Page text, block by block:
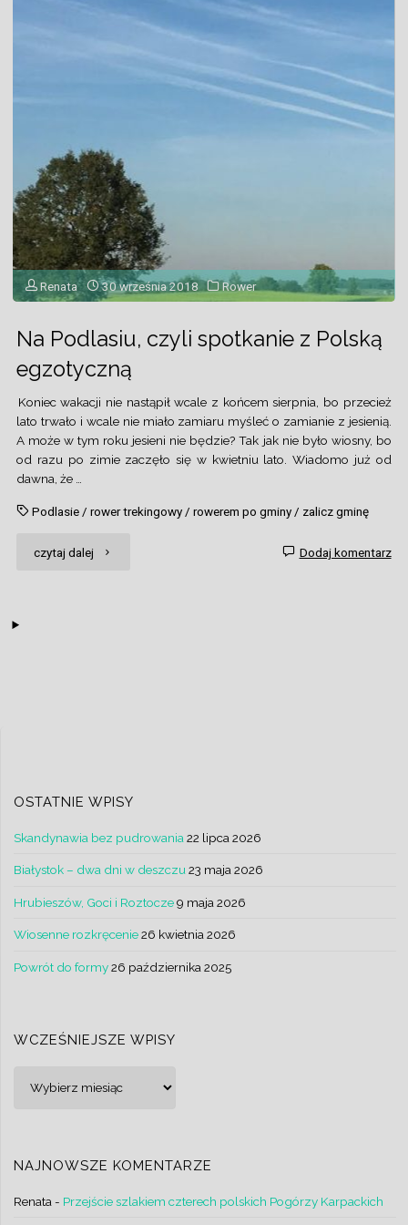
Renata 30 września 2018 Rower
Na Podlasiu, czyli spotkanie z Polską
egzotyczną
Koniec wakacji nie nastąpił wcale z końcem sierpnia, bo przecież
lato trwało i wcale nie miało zamiaru myśleć o zamianie z jesienią.
A może w tym roku jesieni nie będzie? Tak jak nie było wiosny, bo
od razu po zimie zaczęło się w kwietniu lato. Wiadomo już od
dawna, że …
Podlasie/ rower trekingowy/ rowerem po gminy/ zalicz gminę
czytaj dalej "Na Dodaj komentarz
OSTATNIE WPISY
Skandynawia bez pudrowania 22 lipca 2026
Białystok – dwa dni w deszczu 23 maja 2026
Hrubieszów, Goci i Roztocze 9 maja 2026
Wiosenne rozkręcenie 26 kwietnia 2026
Powrót do formy 26 października 2025
WCZEŚNIEJSZE WPISY
wpisy
NAJNOWSZE KOMENTARZE
Renata - Przejście szlakiem czterech polskich Pogórzy Karpackich